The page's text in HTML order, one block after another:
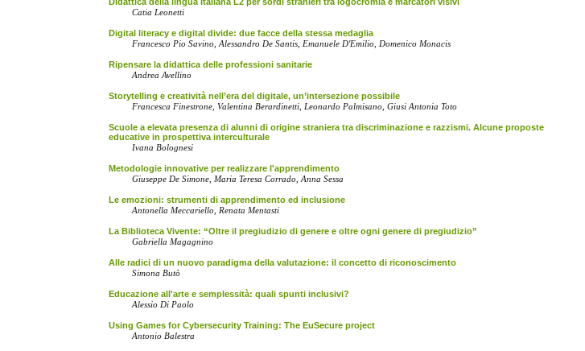
Catia Leonetti
Digital literacy e digital divide: due facce della stessa medaglia
Francesco Pio Savino, Alessandro De Santis, Emanuele D'Emilio, Domenico Monacis
Ripensare la didattica delle professioni sanitarie
Andrea Avellino
Storytelling e creatività nell’era del digitale, un’intersezione possibile
Francesca Finestrone, Valentina Berardinetti, Leonardo Palmisano, Giusi Antonia Toto
Scuole a elevata presenza di alunni di origine straniera tra discriminazione e razzismi. Alcune proposte
educative in prospettiva interculturale
Ivana Bolognesi
Metodologie innovative per realizzare l'apprendimento
Giuseppe De Simone, Maria Teresa Corrado, Anna Sessa
Le emozioni: strumenti di apprendimento ed inclusione
Antonella Meccariello, Renata Mentasti
La Biblioteca Vivente: “Oltre il pregiudizio di genere e oltre ogni genere di pregiudizio”
Gabriella Magagnino
Alle radici di un nuovo paradigma della valutazione: il concetto di riconoscimento
Simona Butò
Educazione all'arte e semplessità: quali spunti inclusivi?
Alessio Di Paolo
Using Games for Cybersecurity Training: The EuSecure project
Antonio Balestra